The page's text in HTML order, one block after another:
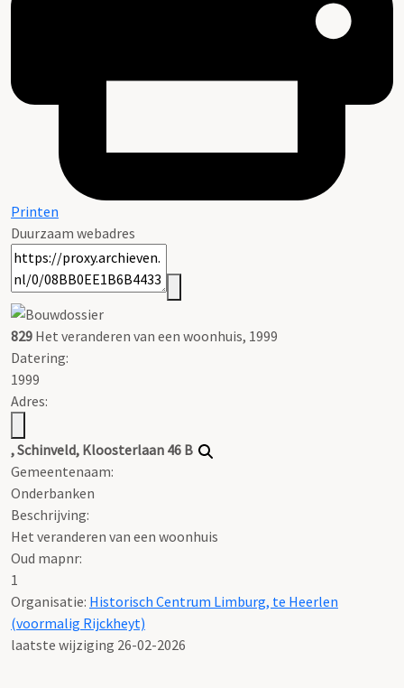
Printen
Duurzaam webadres
829 Het veranderen van een woonhuis, 1999
Datering:
1999
Adres:
, Schinveld, Kloosterlaan 46 B
Gemeentenaam:
Onderbanken
Beschrijving:
Het veranderen van een woonhuis
Oud mapnr:
1
Organisatie: Historisch Centrum Limburg, te Heerlen
(voormalig Rijckheyt)
laatste wijziging 26-02-2026